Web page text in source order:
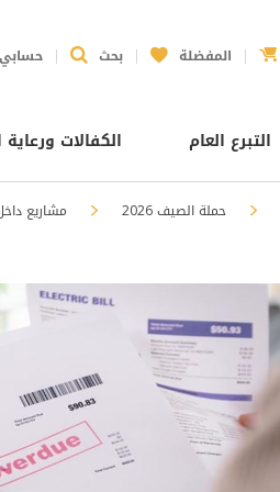
حسابي بحث المفضلة
التبرع العام الكفالات ورعاية
حملة الصيف 2026 مشاريع